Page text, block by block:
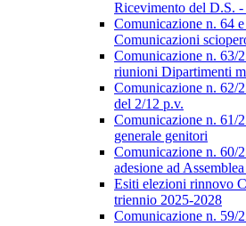
Ricevimento del D.S. -
Comunicazione n. 64
Comunicazioni
Comunicazione n. 63/
riunioni Dipartimenti
Comunicazione n. 62/
del 2/12 p.v.
Comunicazione n. 61/
generale genitori
Comunicazione n. 60/
adesione ad
Esiti elezioni rinnovo
triennio 2025-2028
Comunicazione n. 59/